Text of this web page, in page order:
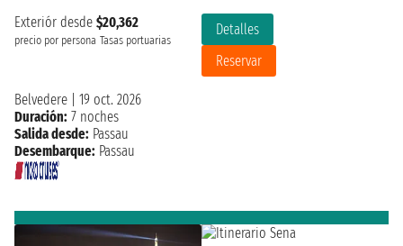
Exteriór desde $20,362
precio por persona Tasas portuarias
Detalles
Reservar
Belvedere
19 oct. 2026
Duración: 7 noches
Salida desde: Passau
Desembarque: Passau